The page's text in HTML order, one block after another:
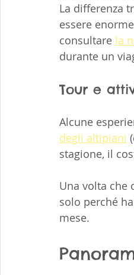
La differenza
essere
consultare la
durante un
Tour e
Alcune
degli altipiani
stagione, il
Una volta che
solo perché
mese.